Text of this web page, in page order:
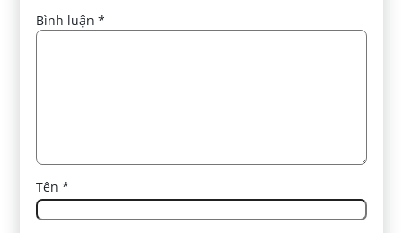
Bình luận*
Tên*